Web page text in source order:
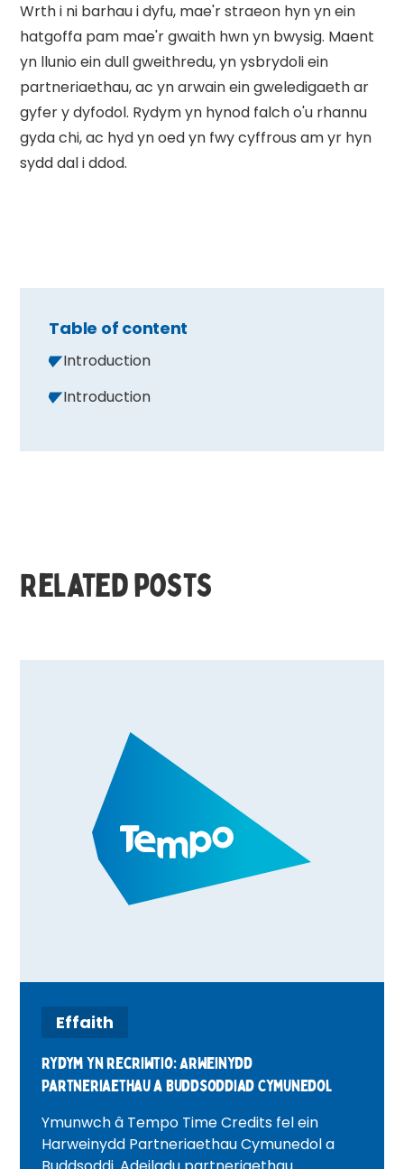
Wrth i ni barhau i dyfu, mae'r straeon hyn yn ein
hatgoffa pam mae'r gwaith hwn yn bwysig. Maent
yn llunio ein dull gweithredu, yn ysbrydoli ein
partneriaethau, ac yn arwain ein gweledigaeth ar
gyfer y dyfodol. Rydym yn hynod falch o'u rhannu
gyda chi, ac hyd yn oed yn fwy cyffrous am yr hyn
sydd dal i ddod.
Table of content
Introduction
Introduction
Related posts
Effaith
Rydym yn recriwtio: Arweinydd
Partneriaethau a Buddsoddiad Cymunedol
Ymunwch â Tempo Time Credits fel ein
Harweinydd Partneriaethau Cymunedol a